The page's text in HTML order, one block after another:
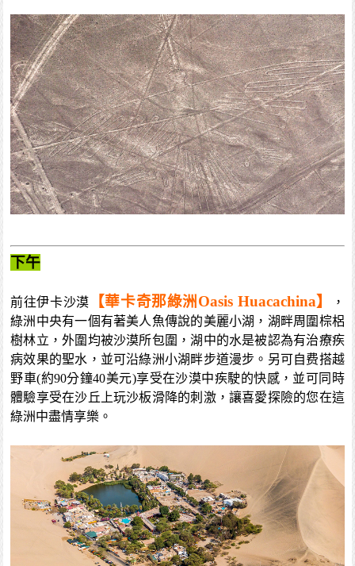
下午
前往伊卡沙漠 【華卡奇那綠洲Oasis Huacachina】
，
綠洲中央有一個有著美人魚傳說的美麗小湖，湖畔周圍棕梠
樹林立，外圍均被沙漠所包圍，湖中的水是被認為有治療疾
病效果的聖水，並可沿綠洲小湖畔步道漫步。另可自费搭越
野車(約90分鐘40美元)享受在沙漠中疾駛的快感，並可同時
體驗享受在沙丘上玩沙板滑降的刺激，讓喜愛探險的您在這
綠洲中盡情享樂。